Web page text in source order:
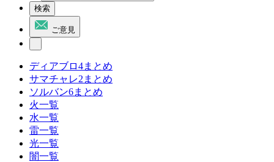
検索
ご意見
ディアブロ4まとめ
サマチャレ2まとめ
ソルバン6まとめ
火一覧
水一覧
雷一覧
光一覧
闇一覧